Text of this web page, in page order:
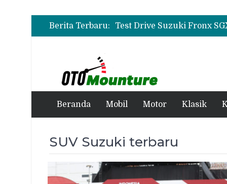
Berita Terbaru:
Beranda Mobil Motor Klasik
SUV Suzuki terbaru